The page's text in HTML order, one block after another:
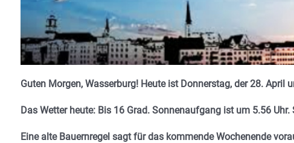
Guten Morgen, Wasserburg! Heute ist Donnerstag, der 28. April
Das Wetter heute: Bis 16 Grad. Sonnenaufgang ist um 5.56
Eine alte Bauernregel sagt für das kommende Wochenende